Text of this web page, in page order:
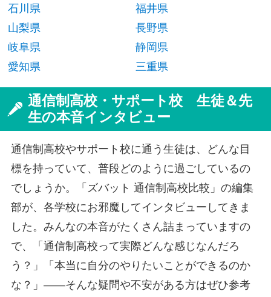
石川県
福井県
山梨県
長野県
岐阜県
静岡県
愛知県
三重県
通信制高校・サポート校 生徒＆先
生の本音インタビュー
通信制高校やサポート校に通う生徒は、どんな目
標を持っていて、普段どのように過ごしているの
でしょうか。「ズバット 通信制高校比較」の編集
部が、各学校にお邪魔してインタビューしてきま
した。みんなの本音がたくさん詰まっていますの
で、「通信制高校って実際どんな感じなんだろ
う？」「本当に自分のやりたいことができるのか
な？」――そんな疑問や不安がある方はぜひ参考